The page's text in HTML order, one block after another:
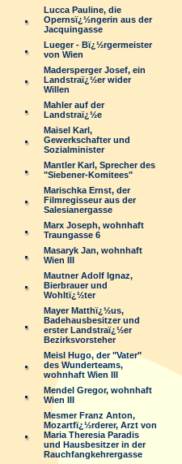
Lucca Pauline, die
Opernsï¿½ngerin aus der
Jacquingasse
Lueger - Bï¿½rgermeister
von Wien
Madersperger Josef, ein
Landstraï¿½er wider
Willen
Mahler auf der
Landstraï¿½e
Maisel Karl,
Gewerkschafter und
Sozialminister
Mantler Karl, Sprecher des
"Siebener-Komitees"
Marischka Ernst, der
Filmregisseur aus der
Salesianergasse
Marx Joseph, wohnhaft
Traungasse 6
Masaryk Jan, wohnhaft
Wien III
Mautner Adolf Ignaz,
Bierbrauer und
Wohltï¿½ter
Mayer Matthï¿½us,
Badehausbesitzer und
erster Landstraï¿½er
Bezirksvorsteher
Meisl Hugo, der "Vater"
des Wunderteams,
wohnhaft Wien III
Mendel Gregor, wohnhaft
Wien III
Mesmer Franz Anton,
Mozartfï¿½rderer, Arzt von
Maria Theresia Paradis
und Hausbesitzer in der
Rauchfangkehrergasse